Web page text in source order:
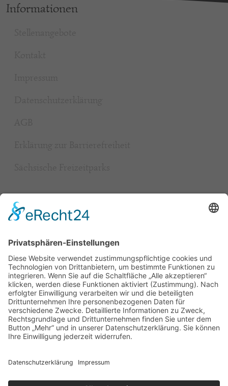
Informationen
Beliebt
Baumhaushotel & Erlebnisnächte
grüngeringelter Freizeitpark
Camping
Gäste-Guests-Gość Book